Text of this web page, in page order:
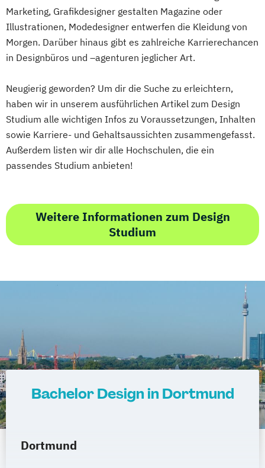
Marketing, Grafikdesigner gestalten Magazine oder
Illustrationen, Modedesigner entwerfen die Kleidung von
Morgen. Darüber hinaus gibt es zahlreiche Karrierechancen
in Designbüros und –agenturen jeglicher Art.
Neugierig geworden? Um dir die Suche zu erleichtern,
haben wir in unserem ausführlichen Artikel zum Design
Studium alle wichtigen Infos zu Voraussetzungen, Inhalten
sowie Karriere- und Gehaltsaussichten zusammengefasst.
Außerdem listen wir dir alle Hochschulen, die ein
passendes Studium anbieten!
Weitere Informationen zum Design
Studium
Bachelor Design in Dortmund
Dortmund